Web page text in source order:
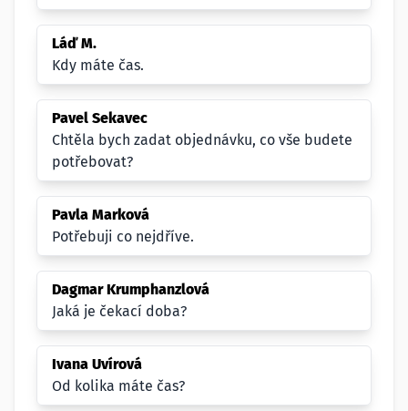
Láď M.
Kdy máte čas.
Pavel Sekavec
Chtěla bych zadat objednávku, co vše budete
potřebovat?
Pavla Marková
Potřebuji co nejdříve.
Dagmar Krumphanzlová
Jaká je čekací doba?
Ivana Uvírová
Od kolika máte čas?